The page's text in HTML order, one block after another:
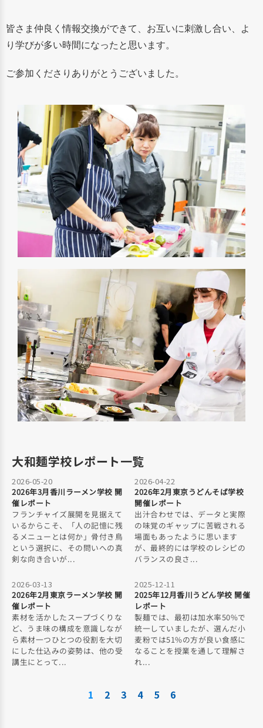
皆さま仲良く情報交換ができて、お互いに刺激し合い、よ
り学びが多い時間になったと思います。
ご参加くださりありがとうございました。
大和麺学校レポート一覧
2026-05-20
2026年3月香川ラーメン学校 開
催レポート
フランチャイズ展開を見据えて
いるからこそ、「人の記憶に残
るメニューとは何か」骨付き鳥
という選択に、その問いへの真
剣な向き合いが...
2026-04-22
2026年2月東京うどんそば学校
開催レポート
出汁合わせでは、データと実際
の味覚のギャップに苦戦される
場面もあったように思います
が、最終的には学校のレシピの
バランスの良さ...
2026-03-13
2026年2月東京ラーメン学校 開
催レポート
素材を活かしたスープづくりな
ど、うま味の構成を意識しなが
ら素材一つひとつの役割を大切
にした仕込みの姿勢は、他の受
講生にとって...
2025-12-11
2025年12月香川うどん学校 開催
レポート
製麺では、最初は加水率50%で
統一していましたが、選んだ小
麦粉では51%の方が良い食感に
なることを授業を通して理解さ
れ...
1 2 3 4 5 6